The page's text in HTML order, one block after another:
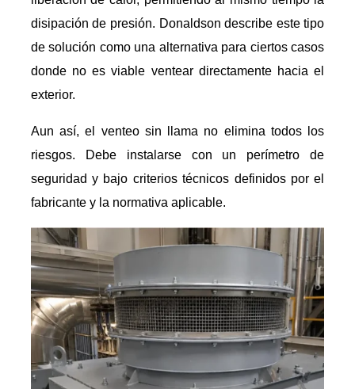
disipación de presión. Donaldson describe este tipo
de solución como una alternativa para ciertos casos
donde no es viable ventear directamente hacia el
exterior.
Aun así, el venteo sin llama no elimina todos los
riesgos. Debe instalarse con un perímetro de
seguridad y bajo criterios técnicos definidos por el
fabricante y la normativa aplicable.